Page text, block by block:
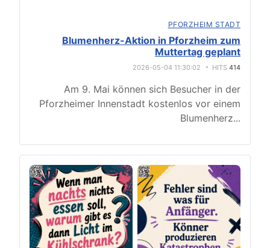
PFORZHEIM STADT
Blumenherz-Aktion in Pforzheim zum
Muttertag geplant
2026-05-04 11:30:02 HITS 414
Am 9. Mai können sich Besucher in der
Pforzheimer Innenstadt kostenlos vor einem
Blumenherz...